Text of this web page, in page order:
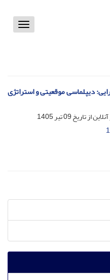
Toggle
دیپلماسی موقعیتی و استراتژی
از تاریخ09 تیر 1405